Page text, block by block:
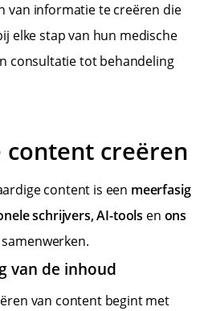
van informatie te creëren die
elke stap van hun medische
consultatie tot behandeling
content creëren
content is een meerfasig
schrijvers, AI-tools en ons
samenwerken.
van de inhoud
van content begint met